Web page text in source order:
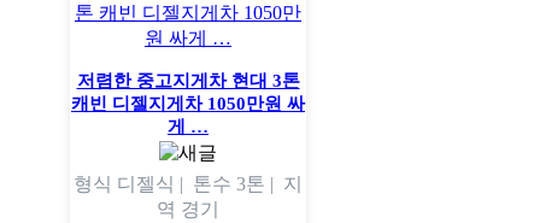
저렴한 중고지게차 현대 3톤
캐빈 디젤지게차 1050만원 싸
게 …
형식 디젤식 | 톤수 3톤 | 지
역 경기